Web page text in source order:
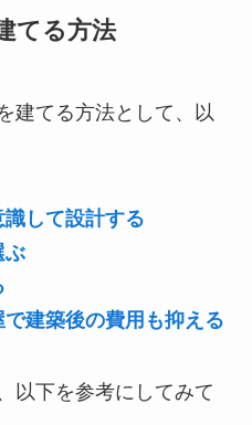
てる方法
建てる方法として、以
して設計する
ぶ
建築後の費用も抑える
以下を参考にしてみて